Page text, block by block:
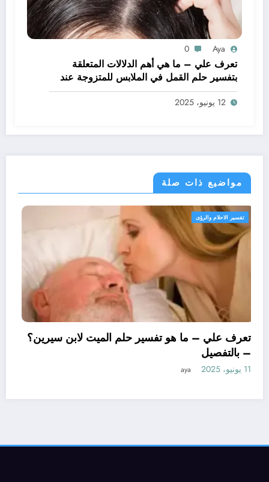
Aya
0
تعرف علي – ما هي أهم الدلالات المتعلقة
بتفسير حلم القمل في الملابس للمتزوجة عند
ابن سيرين؟ – بالتفصيل
12 يونيو، 2025
مواضيع ذات صلة
تفسير الاحلام والرؤى
تعرف علي – ما هو تفسير حلم الميت
حلم